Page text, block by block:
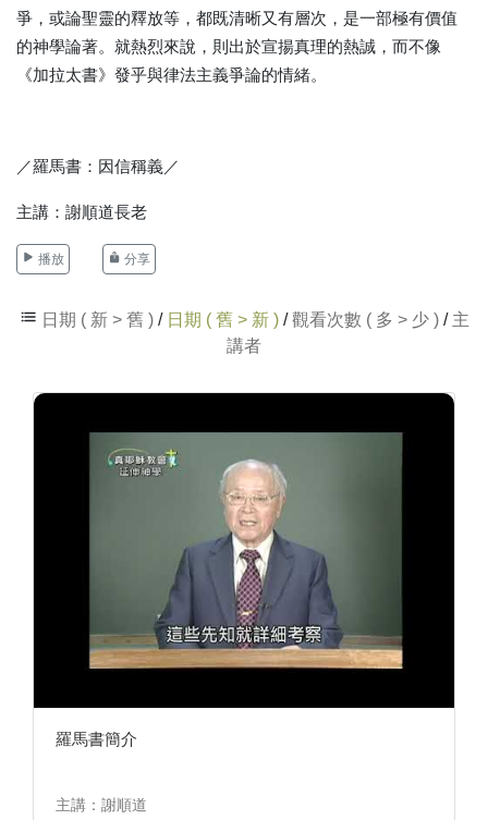
爭，或論聖靈的釋放等，都既清晰又有層次，是一部極有價值
的神學論著。就熱烈來說，則出於宣揚真理的熱誠，而不像
《加拉太書》發乎與律法主義爭論的情緒。
／羅馬書：因信稱義／
主講：謝順道長老
播放 分享
日期 ( 新 > 舊 )/ 日期 ( 舊 > 新 )/觀看次數 ( 多 > 少 )/ 主
講者
羅馬書簡介
主講：謝順道